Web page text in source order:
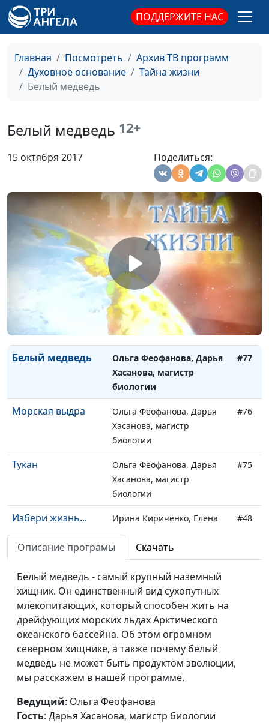
ПОДДЕРЖИТЕ НАС
Главная Посмотреть
Архив ТВ программ
Духовное основание
Тайна жизни
Белый медведь
Белый медведь 12+
15 октября 2017 Поделиться:
биологии
Пингвин
Ольга Феофанова, Дарья
Хасанова, магистр
биологии
#83
Жираф
Хасанова, магистр
Белка: мудрое
творение Бога
Ольга Феофанова, Дарья
Хасанова, магистр
Верблюд
Ольга Феофанова, Дарья
Хасанова, магистр
биологии
#79
Ольга Феофанова, Дарья
Хасанова, магистр
биологии
Белый медведь
Ольга Феофанова, Дарья
Хасанова, магистр
биологии
#77
Морская выдра
Ольга Феофанова, Дарья
Хасанова, магистр
биологии
#76
Тукан
Ольга Феофанова, Дарья
Хасанова, магистр
биологии
#75
Избери жизнь...
Ирина Кириченко, Елена
Титова
#48
Вдохновленная
Богом
Ирина Кириченко, Елена
Титова
#47
Они
свидетельствуют о
Творце
Ирина Кириченко, Елена
Титова
Дивно устроен
Ирина Кириченко, Елена
Титова
Происхождение
человека
Титова
Описание програмы Скачать
Белый медведь - самый крупный наземный
хищник. Он единственный вид сухопутных
млекопитающих, который способен жить на
дрейфующих морских льдах Арктического
океанского бассейна. Об этом огромном
северном хищнике, а также почему белый
медведь не может быть продуктом эволюции,
мы расскажем в нашей программе.
Ведущий: Ольга Феофанова
Гость: Дарья Хасанова, магистр биологии